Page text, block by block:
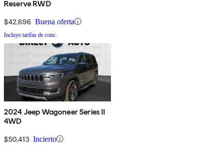
Reserve RWD
$42,696 Buena oferta
Incluye tarifas de conc.
2024 Jeep Wagoneer Series II
4WD
$50,413 Incierto